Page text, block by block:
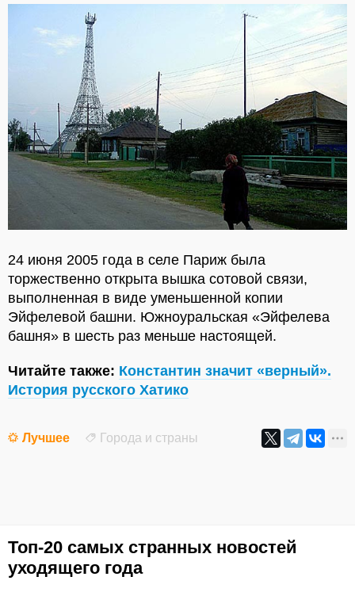
24 июня 2005 года в селе Париж была
торжественно открыта вышка сотовой связи,
выполненная в виде уменьшенной копии
Эйфелевой башни. Южноуральская «Эйфелева
башня» в шесть раз меньше настоящей.
Читайте также: Константин значит «верный».
История русского Хатико
Лучшее Города и страны
Топ-20 самых странных новостей
уходящего года